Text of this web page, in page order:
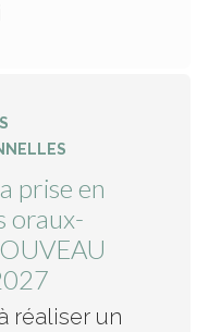
prise en
oraux-
réaliser un